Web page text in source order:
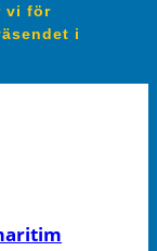
vi för
i